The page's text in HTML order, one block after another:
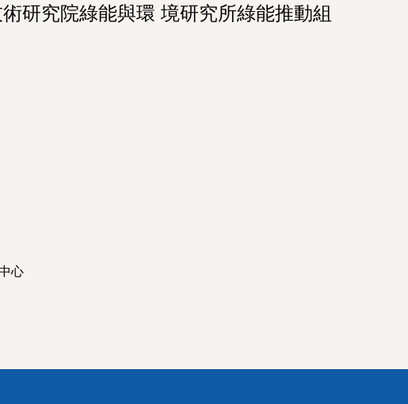
研究院綠能與環 境研究所綠能推動組
心